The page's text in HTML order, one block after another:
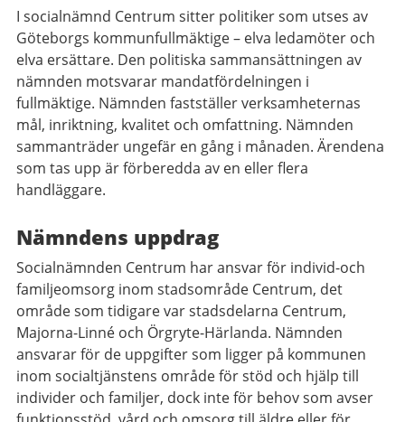
I socialnämnd Centrum sitter politiker som utses av
Göteborgs kommunfullmäktige – elva ledamöter och
elva ersättare. Den politiska sammansättningen av
nämnden motsvarar mandatfördelningen i
fullmäktige. Nämnden fastställer verksamheternas
mål, inriktning, kvalitet och omfattning. Nämnden
sammanträder ungefär en gång i månaden. Ärendena
som tas upp är förberedda av en eller flera
handläggare.
Nämndens uppdrag
Socialnämnden Centrum har ansvar för individ-och
familjeomsorg inom stadsområde Centrum, det
område som tidigare var stadsdelarna Centrum,
Majorna-Linné och Örgryte-Härlanda. Nämnden
ansvarar för de uppgifter som ligger på kommunen
inom socialtjänstens område för stöd och hjälp till
individer och familjer, dock inte för behov som avser